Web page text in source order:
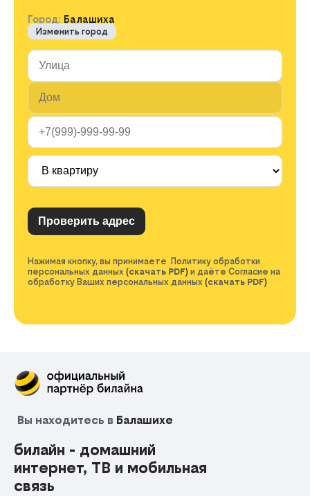
Город: Балашиха
Изменить город
Нажимая кнопку, вы принимаете Политику обработки
персональных данных (скачать PDF) и даёте Согласие на
обработку Ваших персональных данных (скачать PDF)
Вы находитесь в Балашихе
билайн - домашний
интернет, ТВ и мобильная
связь